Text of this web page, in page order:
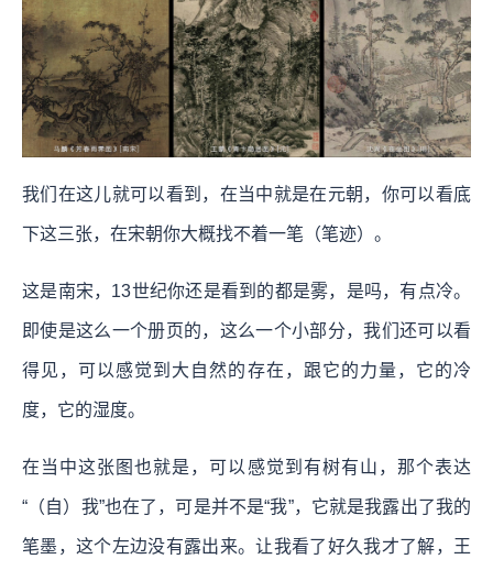
我们在这儿就可以看到，在当中就是在元朝，你可以看底
下这三张，在宋朝你大概找不着一笔（笔迹）。
这是南宋，13世纪你还是看到的都是雾，是吗，有点冷。
即使是这么一个册页的，这么一个小部分，我们还可以看
得见，可以感觉到大自然的存在，跟它的力量，它的冷
度，它的湿度。
在当中这张图也就是，可以感觉到有树有山，那个表达
“（自）我”也在了，可是并不是“我”，它就是我露出了我的
笔墨，这个左边没有露出来。让我看了好久我才了解，王